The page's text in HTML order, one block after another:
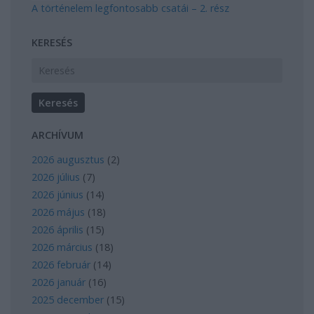
A történelem legfontosabb csatái – 2. rész
KERESÉS
ARCHÍVUM
2026 augusztus (2)
2026 július (7)
2026 június (14)
2026 május (18)
2026 április (15)
2026 március (18)
2026 február (14)
2026 január (16)
2025 december (15)